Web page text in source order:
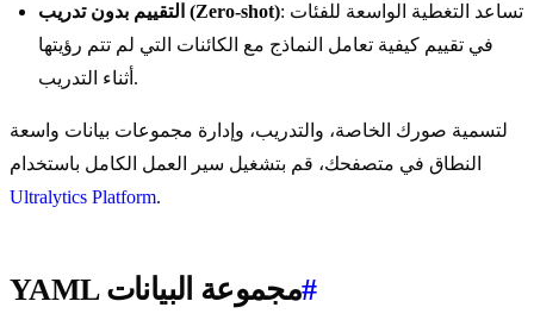
التقييم بدون تدريب (Zero-shot): تساعد التغطية الواسعة للفئات
في تقييم كيفية تعامل النماذج مع الكائنات التي لم تتم رؤيتها
أثناء التدريب.
لتسمية صورك الخاصة، والتدريب، وإدارة مجموعات بيانات واسعة
النطاق في متصفحك، قم بتشغيل سير العمل الكامل باستخدام
Ultralytics Platform.
YAML مجموعة البيانات#